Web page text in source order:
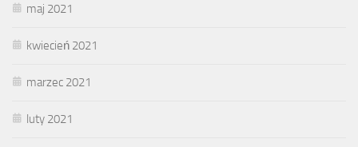
maj 2021
kwiecień 2021
marzec 2021
luty 2021